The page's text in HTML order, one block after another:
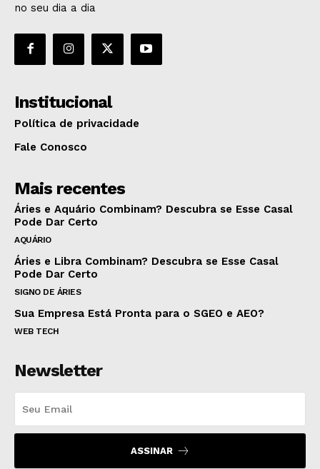
no seu dia a dia
Institucional
Política de privacidade
Fale Conosco
Mais recentes
Áries e Aquário Combinam? Descubra se Esse Casal
Pode Dar Certo
AQUÁRIO
Áries e Libra Combinam? Descubra se Esse Casal
Pode Dar Certo
SIGNO DE ÁRIES
Sua Empresa Está Pronta para o SGEO e AEO?
WEB TECH
Newsletter
ASSINAR